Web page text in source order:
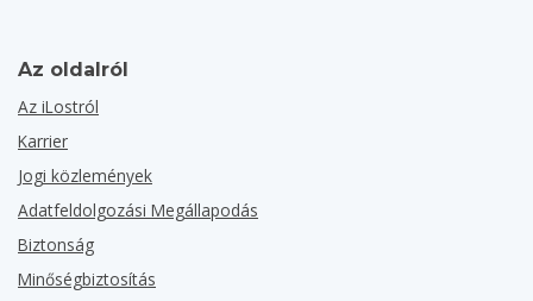
Az oldalról
Az iLostról
Karrier
Jogi közlemények
Adatfeldolgozási Megállapodás
Biztonság
Minőségbiztosítás